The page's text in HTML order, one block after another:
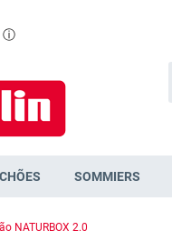
ⓘ
SOMMIERS
NATURBOX 2.0